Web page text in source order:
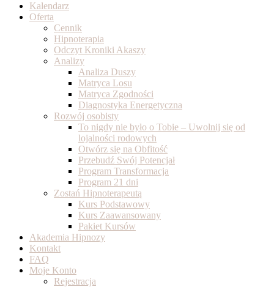
Kalendarz
Oferta
Cennik
Hipnoterapia
Odczyt Kroniki Akaszy
Analizy
Analiza Duszy
Matryca Losu
Matryca Zgodności
Diagnostyka Energetyczna
Rozwój osobisty
To nigdy nie było o Tobie – Uwolnij się od
lojalności rodowych
Otwórz się na Obfitość
Przebudź Swój Potencjał
Program Transformacja
Program 21 dni
Zostań Hipnoterapeutą
Kurs Podstawowy
Kurs Zaawansowany
Pakiet Kursów
Akademia Hipnozy
Kontakt
FAQ
Moje Konto
Rejestracja